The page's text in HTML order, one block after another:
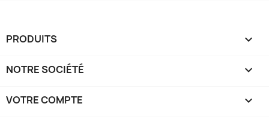
PRODUITS 
NOTRE SOCIÉTÉ 
VOTRE COMPTE 